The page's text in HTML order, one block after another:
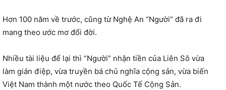
Hơn 100 năm về trước, cũng từ Nghệ An “Người” đã ra đi
mang theo ước mơ đổi đời.
Nhiều tài liệu để lại thì “Người” nhận tiền của Liên Sô vừa
làm gián điệp, vừa truyền bá chủ nghĩa cộng sản, vừa biến
Việt Nam thành một nước theo Quốc Tế Cộng Sản.